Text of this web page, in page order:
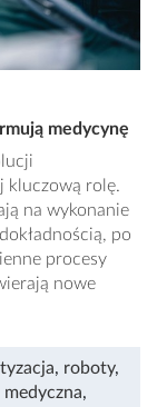
medycynę
kluczową rolę.
na wykonanie
po
procesy
nowe
, roboty,
,